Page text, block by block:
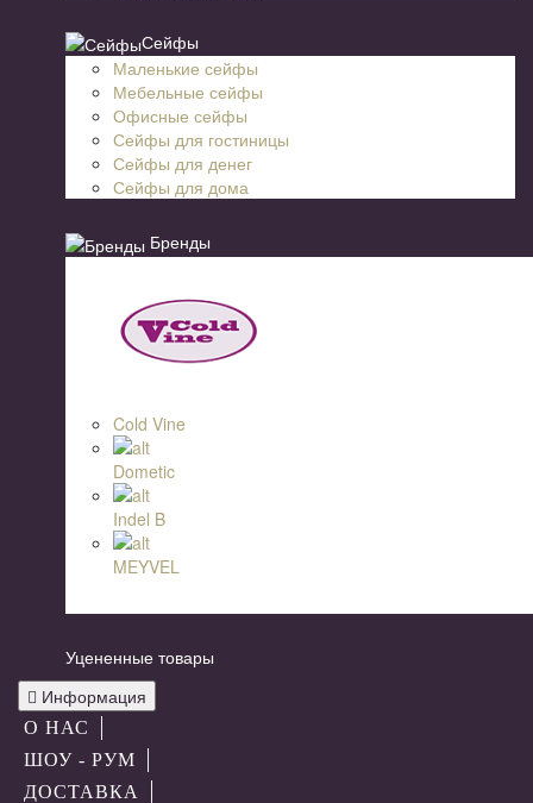
Сейфы
Маленькие сейфы
Мебельные сейфы
Офисные сейфы
Сейфы для гостиницы
Сейфы для денег
Сейфы для дома
Бренды
Cold Vine
Dometic
Indel B
MEYVEL
Уцененные товары
Информация
О НАС
ШОУ - РУМ
ДОСТАВКА